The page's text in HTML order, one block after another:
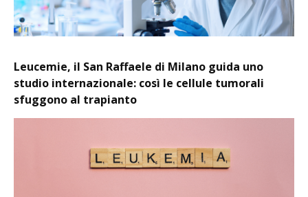
Leucemie, il San Raffaele di Milano guida uno
studio internazionale: così le cellule tumorali
sfuggono al trapianto